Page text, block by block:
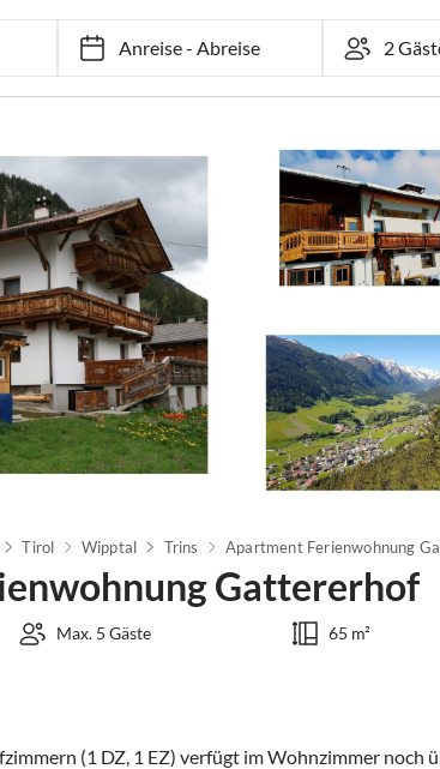
Anreise-Abreise
Tirol Wipptal Trins
Gattererhof
Max. 5 Gäste 65 m²
(1 DZ, 1 EZ) verfügt im Wohnzimmer noch